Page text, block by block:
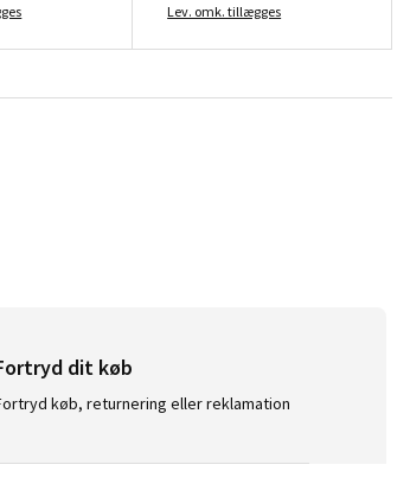
Lev. omk. tillægges
dit køb
køb, returnering eller reklamation